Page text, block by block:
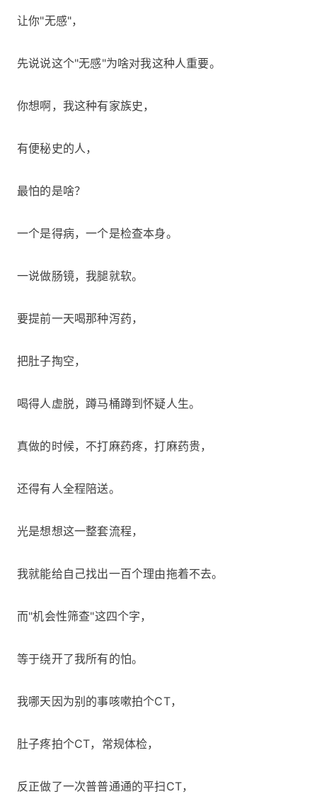
让你"无感"，
先说说这个"无感"为啥对我这种人重要。
你想啊，我这种有家族史，
有便秘史的人，
最怕的是啥？
一个是得病，一个是检查本身。
一说做肠镜，我腿就软。
要提前一天喝那种泻药，
把肚子掏空，
喝得人虚脱，蹲马桶蹲到怀疑人生。
真做的时候，不打麻药疼，打麻药贵，
还得有人全程陪送。
光是想想这一整套流程，
我就能给自己找出一百个理由拖着不去。
而"机会性筛查"这四个字，
等于绕开了我所有的怕。
我哪天因为别的事咳嗽拍个CT，
肚子疼拍个CT，常规体检，
反正做了一次普普通通的平扫CT，